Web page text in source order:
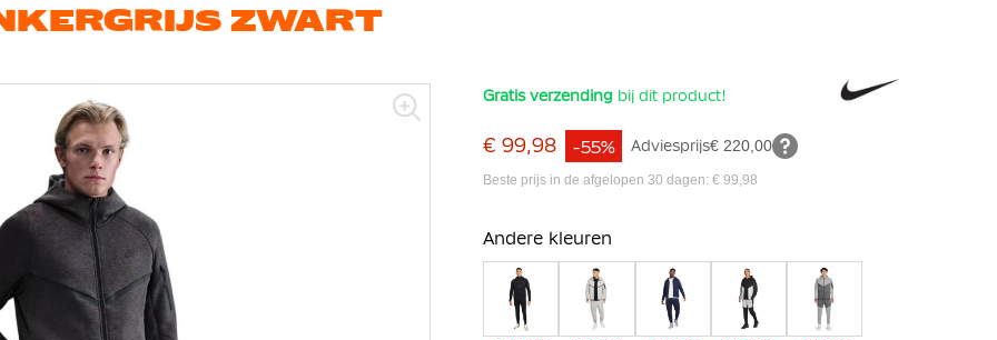
ZWART
Gratis verzending bij dit product!
€ 99,98 Adviesprijs€ 220,00
-55%
Beste prijs in de afgelopen 30 dagen: € 99,98
Andere kleuren